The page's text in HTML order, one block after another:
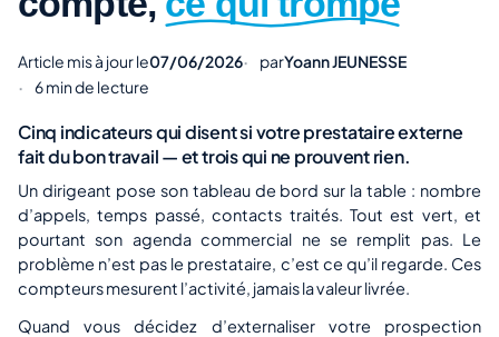
Article mis à jour le07/06/2026 parYoann JEUNESSE
6 min de lecture
Cinq indicateurs qui disent si votre prestataire externe
fait du bon travail — et trois qui ne prouvent rien.
Un dirigeant pose son tableau de bord sur la table : nombre
d’appels, temps passé, contacts traités. Tout est vert, et
pourtant son agenda commercial ne se remplit pas. Le
problème n’est pas le prestataire, c’est ce qu’il regarde. Ces
compteurs mesurent l’activité, jamais la valeur livrée.
Quand vous décidez d’externaliser votre prospection